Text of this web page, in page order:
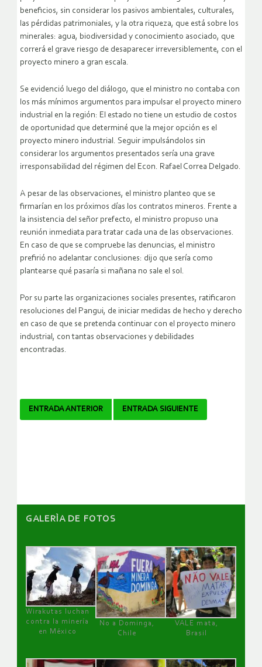
beneficios, sin considerar los pasivos ambientales, culturales,
las pérdidas patrimoniales, y la otra riqueza, que está sobre los
minerales: agua, biodiversidad y conocimiento asociado, que
correrá el grave riesgo de desaparecer irreversiblemente, con el
proyecto minero a gran escala.
Se evidenció luego del diálogo, que el ministro no contaba con
los más mínimos argumentos para impulsar el proyecto minero
industrial en la región: El estado no tiene un estudio de costos
de oportunidad que determiné que la mejor opción es el
proyecto minero industrial. Seguir impulsándolos sin
considerar los argumentos presentados sería una grave
irresponsabilidad del régimen del Econ. Rafael Correa Delgado.
A pesar de las observaciones, el ministro planteo que se
firmarían en los próximos días los contratos mineros. Frente a
la insistencia del señor prefecto, el ministro propuso una
reunión inmediata para tratar cada una de las observaciones.
En caso de que se compruebe las denuncias, el ministro
prefirió no adelantar conclusiones: dijo que sería como
plantearse qué pasaría si mañana no sale el sol.
Por su parte las organizaciones sociales presentes, ratificaron
resoluciones del Pangui, de iniciar medidas de hecho y derecho
en caso de que se pretenda continuar con el proyecto minero
industrial, con tantas observaciones y debilidades
encontradas.
Navegador
ENTRADA ANTERIOR ENTRADA SIGUIENTE
GALERÌA DE FOTOS
Wirakutas luchan
contra la minería
en México
No a Dominga,
Chile
VALE mata,
Brasil